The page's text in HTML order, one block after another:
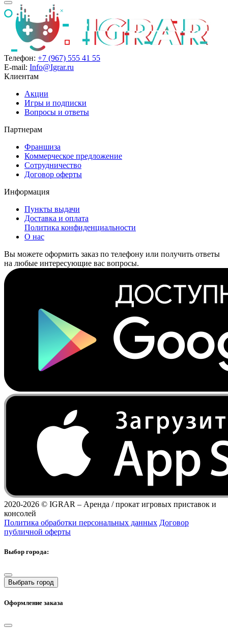
Телефон: +7 (967) 555 41 55
E-mail: Info@Igrar.ru
Клиентам
Акции
Игры и подписки
Вопросы и ответы
Партнерам
Франшиза
Коммерческое предложение
Сотрудничество
Договор оферты
Информация
Пункты выдачи
Доставка и оплата
Политика конфиденциальности
О нас
Вы можете оформить заказ по телефону или получить ответы
на любые интересующие вас вопросы.
2020-2026 © IGRAR – Аренда / прокат игровых приставок и
консолей
Политика обработки персональных данных Договор
публичной оферты
Выбор города:
Выбрать город
Оформление заказа